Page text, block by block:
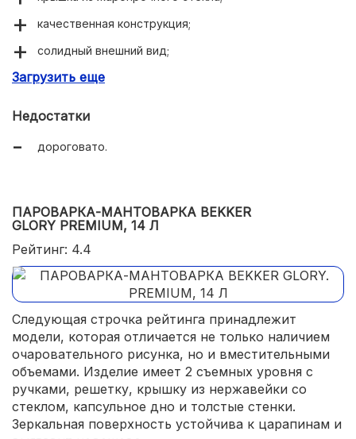
качественная конструкция;
солидный внешний вид;
оптимальные размеры.
Загрузить еще
Недостатки
дороговато.
ПАРОВАРКА-МАНТОВАРКА BEKKER
GLORY PREMIUM, 14 Л
Рейтинг: 4.4
Следующая строчка рейтинга принадлежит
модели, которая отличается не только наличием
очаровательного рисунка, но и вместительными
объемами. Изделие имеет 2 съемных уровня с
ручками, решетку, крышку из нержавейки со
стеклом, капсульное дно и толстые стенки.
Зеркальная поверхность устойчива к царапинам и